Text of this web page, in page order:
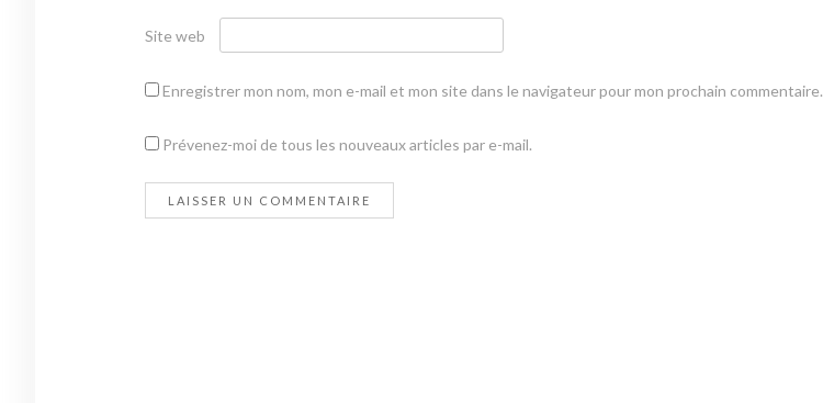
Site web
Enregistrer mon nom, mon e-mail et mon site dans le navigateur pour mon prochain commentaire.
Prévenez-moi de tous les nouveaux articles par e-mail.